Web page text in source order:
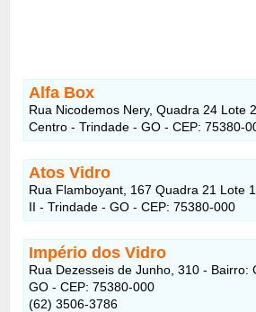
Alfa Box
Rua Nicodemos Nery, Quadra 24 Lote
Centro - Trindade - GO - CEP: 75380-
Atos Vidro
Rua Flamboyant, 167 Quadra 21 Lote
II - Trindade - GO - CEP: 75380-000
Império dos Vidro
Rua Dezesseis de Junho, 310 - Bairro:
GO - CEP: 75380-000
(62) 3506-3786